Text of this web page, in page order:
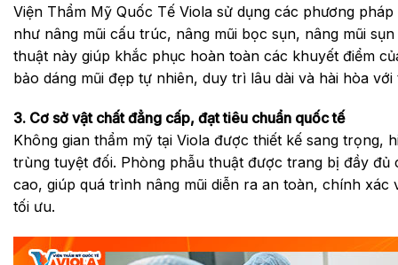
Viện Thẩm Mỹ Quốc Tế Viola sử dụng các phương pháp
như nâng mũi cấu trúc, nâng mũi bọc sụn, nâng mũi
thuật này giúp khắc phục hoàn toàn các khuyết điểm
bảo dáng mũi đẹp tự nhiên, duy trì lâu dài và hài hòa
3. Cơ sở vật chất đẳng cấp, đạt tiêu chuẩn quốc tế
Không gian thẩm mỹ tại Viola được thiết kế sang trọng,
trùng tuyệt đối. Phòng phẫu thuật được trang bị đầy đủ
cao, giúp quá trình nâng mũi diễn ra an toàn, chính xác
tối ưu.